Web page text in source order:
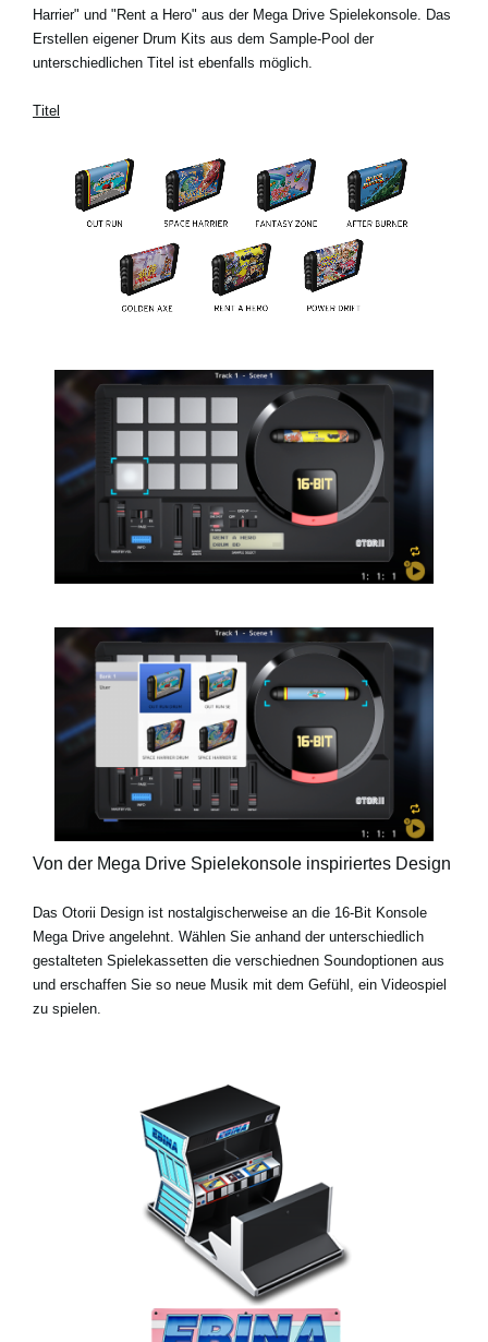
Harrier" und "Rent a Hero" aus der Mega Drive Spielekonsole. Das
Erstellen eigener Drum Kits aus dem Sample-Pool der
unterschiedlichen Titel ist ebenfalls möglich.
Titel
Von der Mega Drive Spielekonsole inspiriertes Design
Das Otorii Design ist nostalgischerweise an die 16-Bit Konsole
Mega Drive angelehnt. Wählen Sie anhand der unterschiedlich
gestalteten Spielekassetten die verschiednen Soundoptionen aus
und erschaffen Sie so neue Musik mit dem Gefühl, ein Videospiel
zu spielen.